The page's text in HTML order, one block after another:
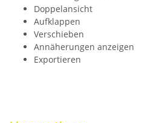
Doppelansicht
Aufklappen
Verschieben
Annäherungen anzeigen
Exportieren